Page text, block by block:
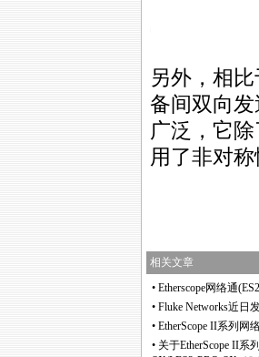
另外，相
备间双向
广泛，它
用了非对
相关文章
• Etherscope网络通
• Fluke Networks近日
• EtherScope II系列网
• 关于EtherScope II系